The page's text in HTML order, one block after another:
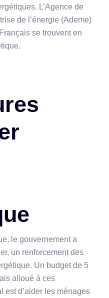
L’Agence de
de l’énergie (Ademe)
se trouvent en
le gouvernement a
un renforcement des
Un budget de 5
alloué à ces
est d’aider les ménages